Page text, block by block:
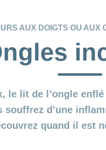
AUX DOIGTS OU AUX
le lit de l’ongle
d’une
quand il est